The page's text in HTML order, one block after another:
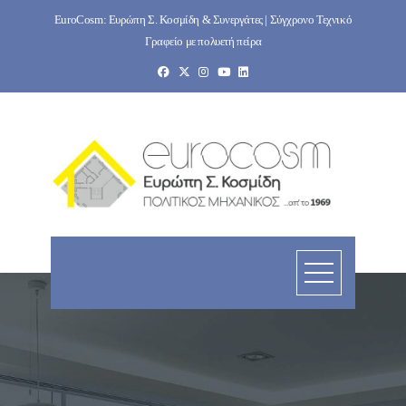
EuroCosm: Ευρώπη Σ. Κοσμίδη & Συνεργάτες | Σύγχρονο Τεχνικό
Γραφείο με πολυετή πείρα